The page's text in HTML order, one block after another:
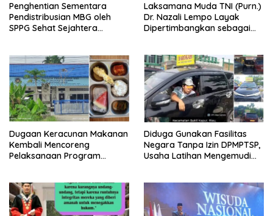
Penghentian Sementara
Pendistribusian MBG oleh
SPPG Sehat Sejahtera
Laksamana Muda TNI (Purn.)
Dr. Nazali Lempo Layak
Dipertimbangkan sebagai
Berkompromi terhadap
Penegakan Hukum
Dugaan Keracunan Makanan
Kembali Mencoreng
Pelaksanaan Program
Bersama Kota Dumai
Diduga Gunakan Fasilitas
Negara Tanpa Izin DPMPTSP,
Usaha Latihan Mengemudi